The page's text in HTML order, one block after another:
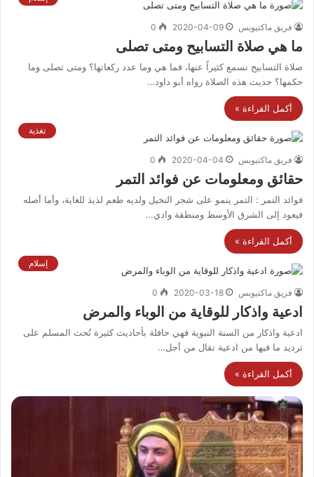
فريق ماكتيوبس 2020-04-09
0
ما هي صلاة التسابيح ومتى تصلى
صلاة التسابيح نسمع كثيراً عنها، فما هي وما عدد ركعاتها؟ ومتى تصلى وما
حكمها؟ حديث هذه الصلاة رواه أبو داود…
أكمل القراءة »
تغذية
فريق ماكتيوبس 2020-04-04
0
حقائق ومعلومات عن فوائد التمر
فوائد التمر : التمر ينمو على شجر النخيل ولديه طعم لذيذ للغاية، وأما أصله
فيعود إلى الشرق الأوسط ومنطقة وادي…
أكمل القراءة »
إسلام
فريق ماكتيوبس 2020-03-18
0
ادعية واذكار للوقاية من الوباء والمرض
ادعية واذكار من السنة النبوية فهي حافلة بأحاديث كثيرة تُحث المسلم على
ترديد ما فيها من ادعية تقال من أجل…
أكمل القراءة »